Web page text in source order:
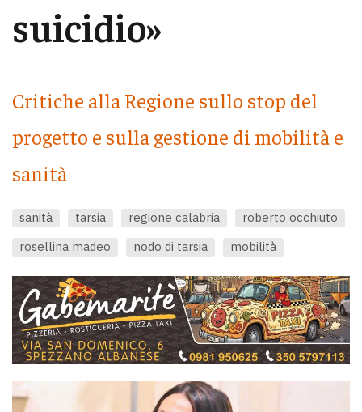
suicidio»
Critiche alla Regione sullo stop del
progetto e sulla gestione di mobilità e
sanità
sanità tarsia regione calabria
roberto occhiuto
rosellina madeo
nodo di tarsia mobilità